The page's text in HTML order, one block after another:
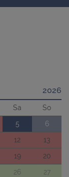
2026
Sa
So
5
6
12
13
19
20
26
27